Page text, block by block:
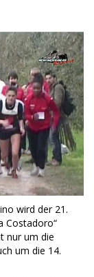
wird der 21.
Costadoro“
nur um die
um die 14.